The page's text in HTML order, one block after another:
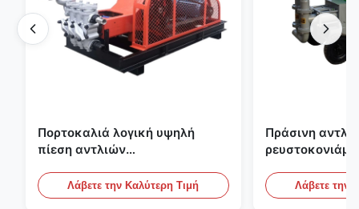
Πορτοκαλιά λογική υψηλή
πίεση αντλιών
του ISO που εμποτίζει την
αντλία
Λάβετε την Καλύτερη Τιμή
Πράσινη
πατωμάτων
Λάβετε την